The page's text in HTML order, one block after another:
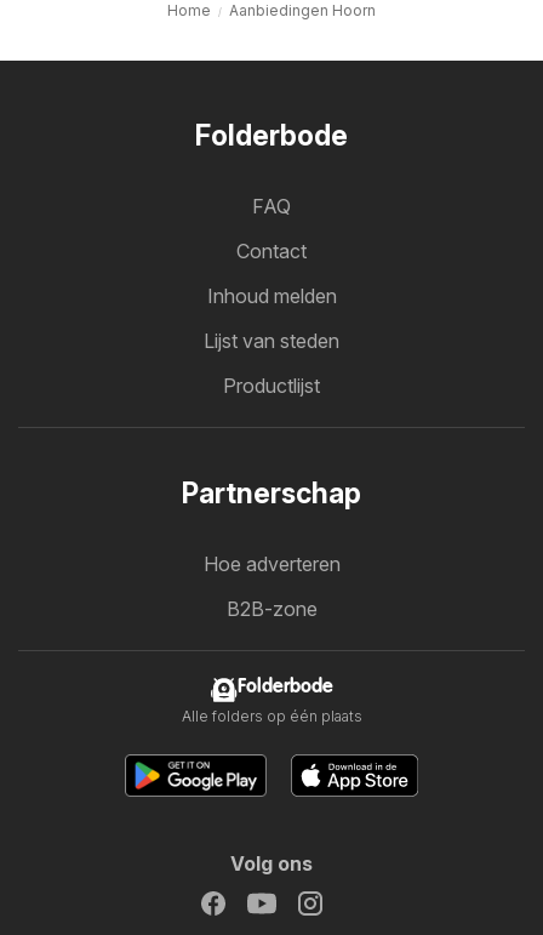
Home Aanbiedingen Hoorn
Folderbode
FAQ
Contact
Inhoud melden
Lijst van steden
Productlijst
Partnerschap
Hoe adverteren
B2B-zone
Folderbode
Alle folders op één plaats
Volg ons